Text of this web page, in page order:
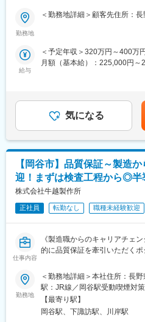
業。
◇国内外の企業に高品質な技術
■当社の強み：
◇技術力：伝送損失の少ない
光実装技術など、最先端の技
現、効率的な生産を支援。
◇実績：『スーパーコンピュー
製造まで全工程を成功裏に進行
◇品質管理：国内量産拠点（
とシミュレーション技術を導入
変更の範囲：会社の定める業務
します。
■業務内容：
長野県植科郡の当社顧客先に
当社は2023年11月設立した新
とに挑戦いただけます。過去
裁量権を持って、新しい業務
が集まっています。
■当社の特徴：
当社は、業界の未来を創造す
に込めた「プロポーザル（提
理念のもと、業界後発ながら革
融合により、新たな価値創造
◇Mission：人材サービス業界
ービスがあればいいのに…」と
の発展支援。
◇Vision：企業と人が成長する
分野で働ける機会の創造。業
ネージドサービスプロバイダー
プ。
勤務地
＜勤務地詳細＞顧客先住所：
給与
＜予定年収＞320万円～400万
月額（基本給）：225,000円
あり、選考を通じて上下する
手当を含めた表記です。
気になる
【岡谷市】品質保証～製造
迎！まずは検査工程から◎半
株式会社牛越製作所
正社員 転勤なし 職種未経験歓迎
仕事内容
《製造職からのキャリアチェ
的に品質保証を牽引いただくポ
＼＼ 品質保証担当を募集し
■業務内容
▼入社後（～半年～1年）
・出荷前検査（ノギスなど使用
勤務地
＜勤務地詳細＞本社住所：長
駅：JR線／岡谷駅受動喫煙対
囲：会社の定める事業所
【最寄り駅】
岡谷駅、下諏訪駅、川岸駅